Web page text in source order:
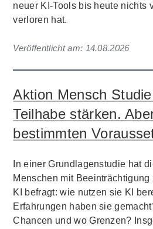
neuer KI-Tools bis heute nichts
verloren hat.
Veröffentlicht am: 14.08.2026
Aktion Mensch
Teilhabe stärken.
bestimmten
In einer Grundlagenstudie hat
Menschen mit
KI befragt: wie nutzen sie KI
Erfahrungen haben sie
Chancen und wo Grenzen?